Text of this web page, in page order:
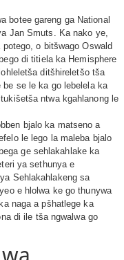
botee gareng ga National
Jan Smuts. Ka nako ye,
o bitšwago Oswald
di titiela ka Hemisphere
ditšhireletšo tša
se le ka go lebelela ka
ntwa kgahlanong le
bjalo ka matseno a
le lego la maleba bjalo
ge sehlakahlake ka
ya sethunya e
Sehlakahlakeng sa
e hlolwa ke go thunywa
naga a pšhatlege ka
di ile tša ngwalwa go